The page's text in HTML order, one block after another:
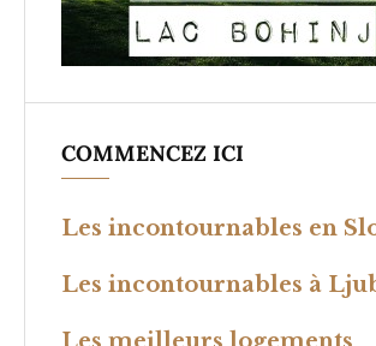
COMMENCEZ ICI
Les incontournables en
Les incontournables à